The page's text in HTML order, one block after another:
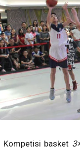
Kompetisi basket